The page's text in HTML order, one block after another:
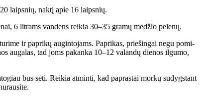
laips­nių, nak­tį apie 16 laips­nių.
6 lit­rams van­dens rei­kia 30–35 gra­mų me­džio pe­le­nų.
ir pa­pri­kų au­gin­to­jams. Pa­pri­kas, prie­šin­gai ne­gu po­mi­
au­ga­las, tad joms pa­kan­ka 10–12 va­lan­dų die­nos il­gu­mo,
bus sė­ti. Rei­kia at­min­ti, kad pa­pras­tai mor­kų su­dygs­tant